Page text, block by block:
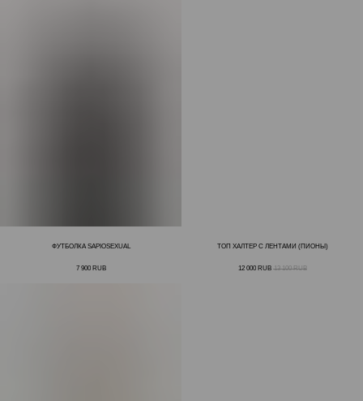
ФУТБОЛКА SAPIOSEXUAL
7 900 RUB
ТОП ХАЛТЕР С ЛЕНТАМИ (ПИОНЫ)
12 000 RUB 13 100 RUB